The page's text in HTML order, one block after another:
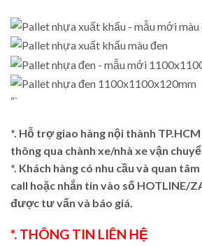
“`
*. Hỗ trợ giao hàng nội thành
thông qua chành xe/nhà xe vận
*. Khách hàng có nhu cầu và quan
call hoặc nhắn tin vào số HOTLINE/
được tư vấn và báo giá.
*. THÔNG TIN LIÊN HỆ